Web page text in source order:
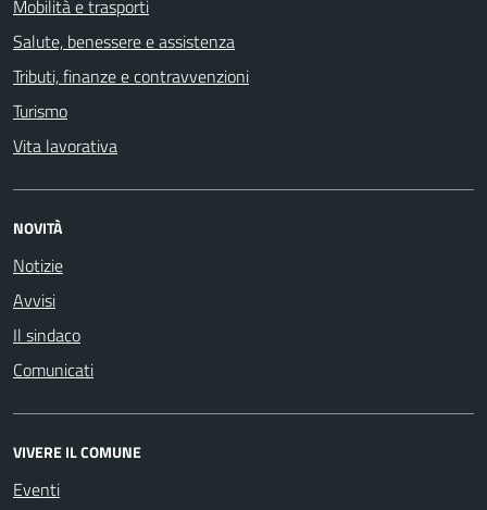
Mobilità e trasporti
Salute, benessere e assistenza
Tributi, finanze e contravvenzioni
Turismo
Vita lavorativa
NOVITÀ
Notizie
Avvisi
Il sindaco
Comunicati
VIVERE IL COMUNE
Eventi